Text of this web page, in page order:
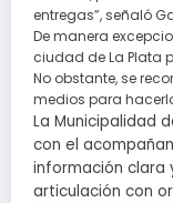
entregas”, señaló
De manera
ciudad de La Plata
No obstante, se
medios para
La Municipalidad
con el
información clara
articulación con